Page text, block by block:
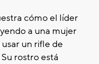
cómo el líder
a una mujer
un rifle de
rostro está